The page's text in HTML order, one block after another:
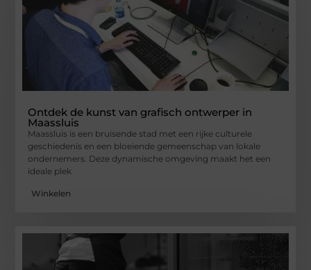
Ontdek de kunst van grafisch ontwerper in
Maassluis
Maassluis is een bruisende stad met een rijke culturele
geschiedenis en een bloeiende gemeenschap van lokale
ondernemers. Deze dynamische omgeving maakt het een
ideale plek
Winkelen